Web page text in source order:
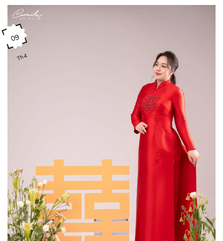
09
Th4